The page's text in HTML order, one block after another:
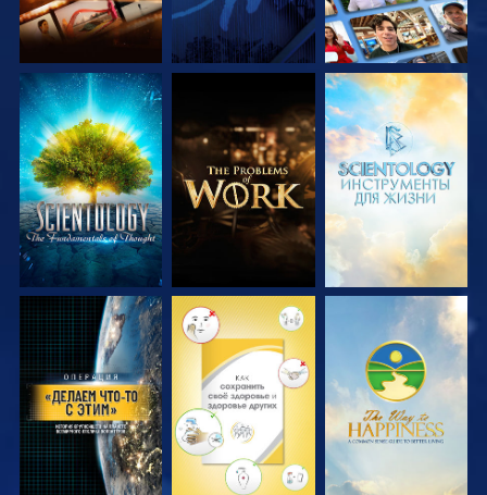
СМОТРЕТЬ
ПЕРЕДАЧИ
СМОТРЕТЬ
ПЕРЕДАЧИ
СМОТРЕТЬ
ПЕРЕДАЧИ
СМОТРЕТЬ СМОТРЕТЬ СМОТРЕТЬ